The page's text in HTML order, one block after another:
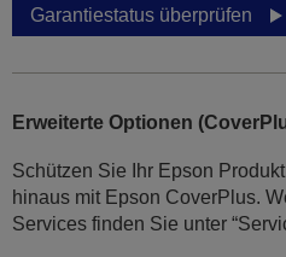
Garantiestatus überprüfen
Erweiterte Optionen
Schützen Sie Ihr Epson
hinaus mit Epson CoverPlus.
Services finden Sie unter